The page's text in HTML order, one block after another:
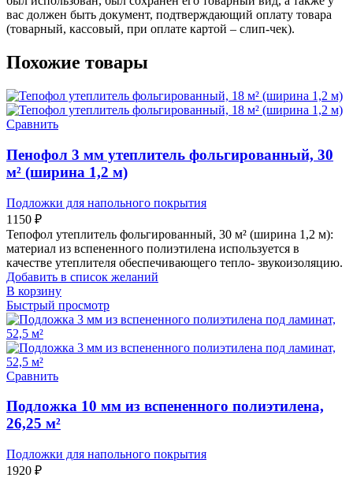
вас должен быть документ, подтверждающий оплату товара
(товарный, кассовый, при оплате картой – слип-чек).
Похожие товары
Сравнить
Пенофол 3 мм утеплитель фольгированный, 30
м² (ширина 1,2 м)
Подложки для напольного покрытия
1150 ₽
Тепофол утеплитель фольгированный, 30 м² (ширина 1,2 м):
материал из вспененного полиэтилена используется в
качестве утеплителя обеспечивающего тепло- звукоизоляцию.
Добавить в список желаний
В корзину
Быстрый просмотр
Сравнить
Подложка 10 мм из вспененного полиэтилена,
26,25 м²
Подложки для напольного покрытия
1920 ₽